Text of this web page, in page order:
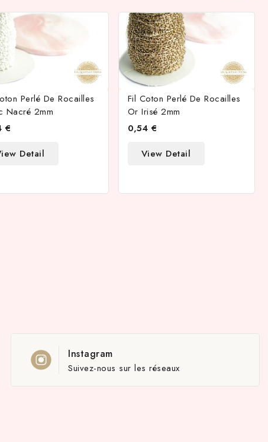
Perlé De Rocailles
Nacré 2mm
€
Detail
Fil Coton Perlé De Rocailles
Or Irisé 2mm
0,54 €
View Detail
Instagram
Suivez-nous sur les réseaux